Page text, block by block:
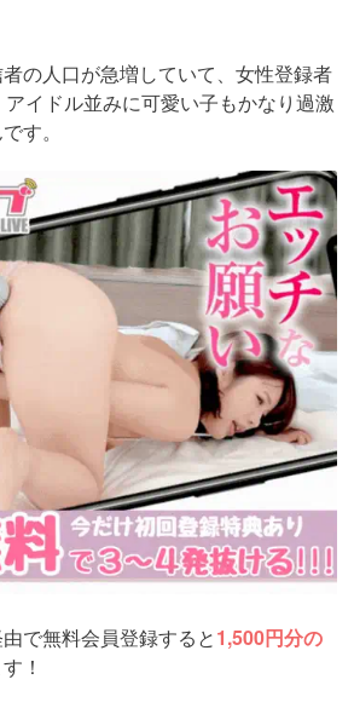
の人口が急増していて、女性登録者
イドル並みに可愛い子もかなり過激
す。
で無料会員登録すると1,500円分の
！